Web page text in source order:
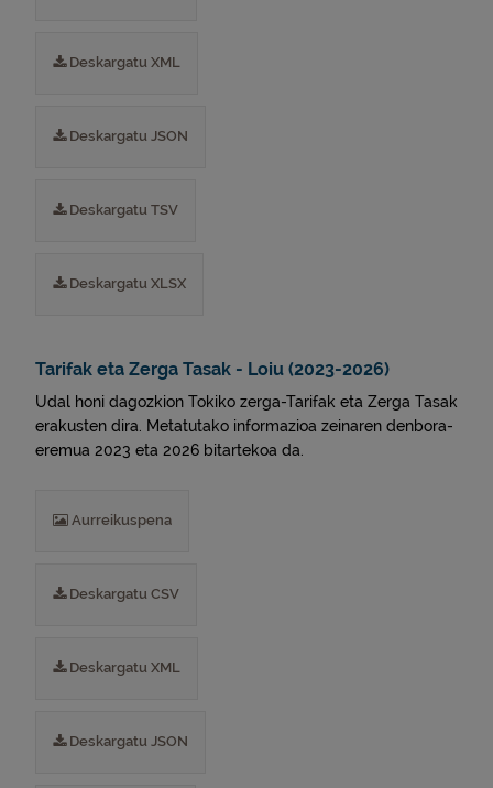
Deskargatu XML
Deskargatu JSON
Deskargatu TSV
Deskargatu XLSX
Tarifak eta Zerga Tasak - Loiu (2023-2026)
Udal honi dagozkion Tokiko zerga-Tarifak eta Zerga Tasak
erakusten dira. Metatutako informazioa zeinaren denbora-
eremua 2023 eta 2026 bitartekoa da.
Aurreikuspena
Deskargatu CSV
Deskargatu XML
Deskargatu JSON